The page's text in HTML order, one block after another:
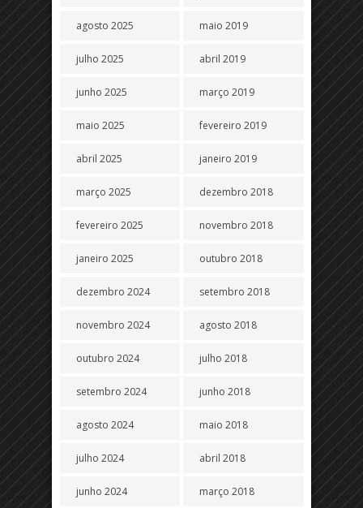
agosto 2025
julho 2025
junho 2025
maio 2025
abril 2025
março 2025
fevereiro 2025
janeiro 2025
dezembro 2024
novembro 2024
outubro 2024
setembro 2024
agosto 2024
julho 2024
junho 2024
maio 2019
abril 2019
março 2019
fevereiro 2019
janeiro 2019
dezembro 2018
novembro 2018
outubro 2018
setembro 2018
agosto 2018
julho 2018
junho 2018
maio 2018
abril 2018
março 2018